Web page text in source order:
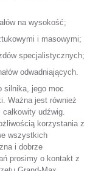
na wysokość;
i masowymi;
specjalistycznych;
odwadniających.
silnika, jego moc
Ważna jest również
udźwig.
korzystania z
wszystkich
i dobrze
prosimy o kontakt z